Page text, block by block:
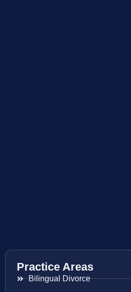
Practice Areas
Bilingual Divorce